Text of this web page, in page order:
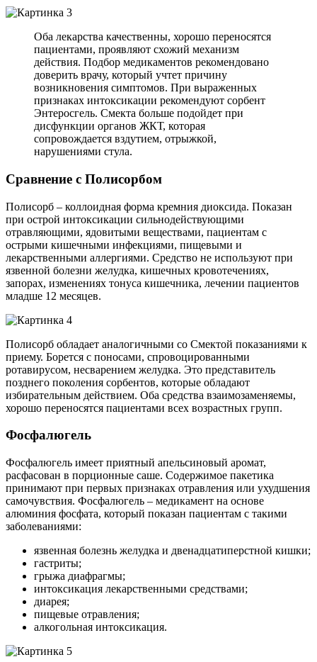
Оба лекарства качественны, хорошо переносятся
пациентами, проявляют схожий механизм
действия. Подбор медикаментов рекомендовано
доверить врачу, который учтет причину
возникновения симптомов. При выраженных
признаках интоксикации рекомендуют сорбент
Энтеросгель. Смекта больше подойдет при
дисфункции органов ЖКТ, которая
сопровождается вздутием, отрыжкой,
нарушениями стула.
Сравнение с Полисорбом
Полисорб – коллоидная форма кремния диоксида. Показан
при острой интоксикации сильнодействующими
отравляющими, ядовитыми веществами, пациентам с
острыми кишечными инфекциями, пищевыми и
лекарственными аллергиями. Средство не используют при
язвенной болезни желудка, кишечных кровотечениях,
запорах, изменениях тонуса кишечника, лечении пациентов
младше 12 месяцев.
Полисорб обладает аналогичными со Смектой показаниями к
приему. Борется с поносами, спровоцированными
ротавирусом, несварением желудка. Это представитель
позднего поколения сорбентов, которые обладают
избирательным действием. Оба средства взаимозаменяемы,
хорошо переносятся пациентами всех возрастных групп.
Фосфалюгель
Фосфалюгель имеет приятный апельсиновый аромат,
расфасован в порционные саше. Содержимое пакетика
принимают при первых признаках отравления или ухудшения
самочувствия. Фосфалюгель – медикамент на основе
алюминия фосфата, который показан пациентам с такими
заболеваниями:
язвенная болезнь желудка и двенадцатиперстной кишки;
гастриты;
грыжа диафрагмы;
интоксикация лекарственными средствами;
диарея;
пищевые отравления;
алкогольная интоксикация.